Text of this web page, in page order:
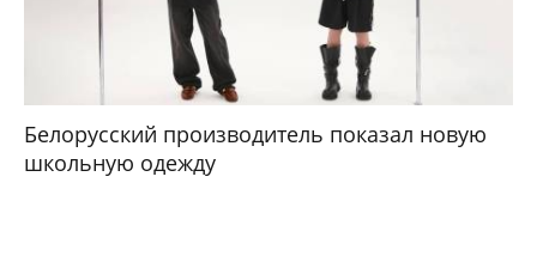
Белорусский производитель показал новую
школьную одежду